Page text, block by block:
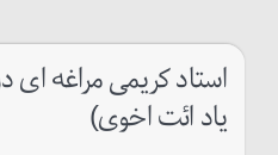
استاد کریمی مراغه
یاد ائت اخوی)